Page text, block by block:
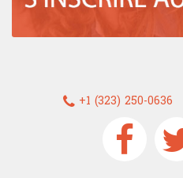
+1 (323) 250-0636